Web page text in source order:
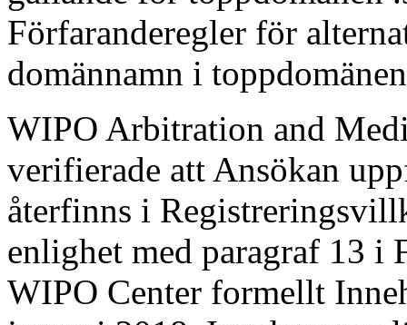
Förfaranderegler för
domännamn i
WIPO Arbitration and
verifierade att Ansökan
återfinns i
enlighet med paragraf 13 i
WIPO Center formellt